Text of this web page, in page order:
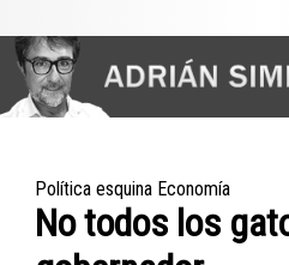
Poder
Dinero
Mundo
Política esquina Economía
No todos los